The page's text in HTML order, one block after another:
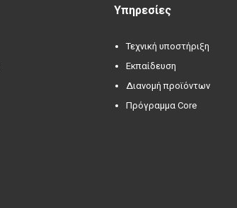
Υπηρεσίες
Τεχνική υποστήριξη
Εκπαίδευση
Διανομή προϊόντων
Πρόγραμμα Core